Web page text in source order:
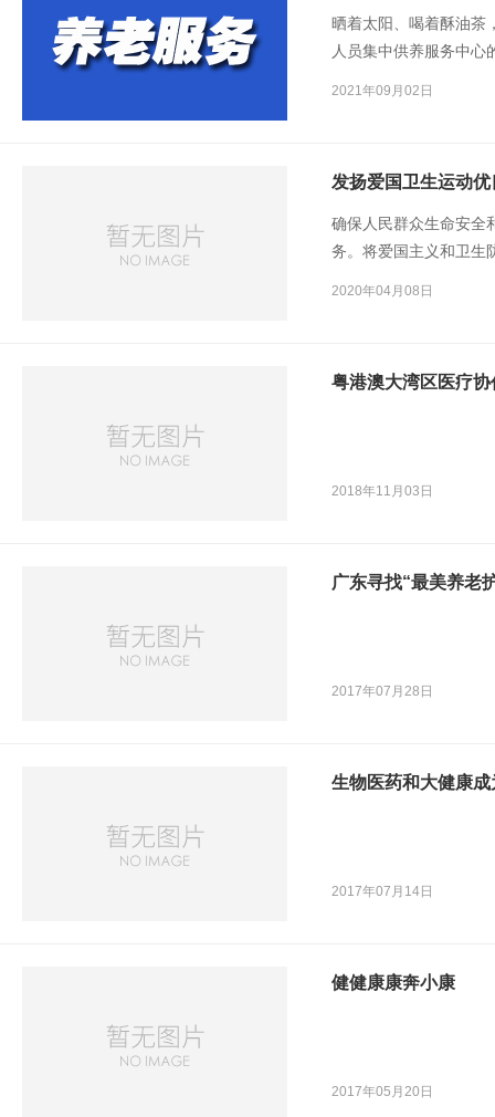
晒着太阳、喝着酥油茶
人员集中供养服务中心
2021年09月02日
发扬爱国卫生运动优
确保人民群众生命安全
务。将爱国主义和卫生
2020年04月08日
粤港澳大湾区医疗
2018年11月03日
广东寻找“最美养老
2017年07月28日
生物医药和大健康
2017年07月14日
健健康康奔小康
2017年05月20日